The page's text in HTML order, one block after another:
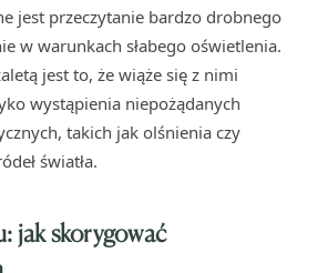
jest przeczytanie bardzo drobnego
w warunkach słabego oświetlenia.
jest to, że wiąże się z nimi
wystąpienia niepożądanych
takich jak olśnienia czy
światła.
jak skorygować